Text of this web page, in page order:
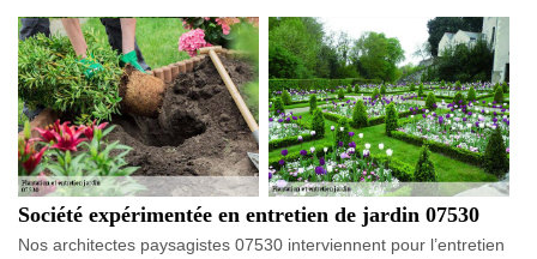
Société expérimentée en entretien de jardin 07530
Nos architectes paysagistes 07530 interviennent pour l’entretien